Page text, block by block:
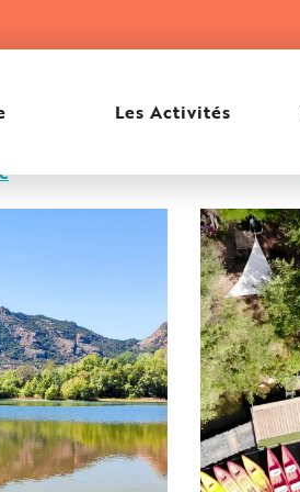
Les Activités